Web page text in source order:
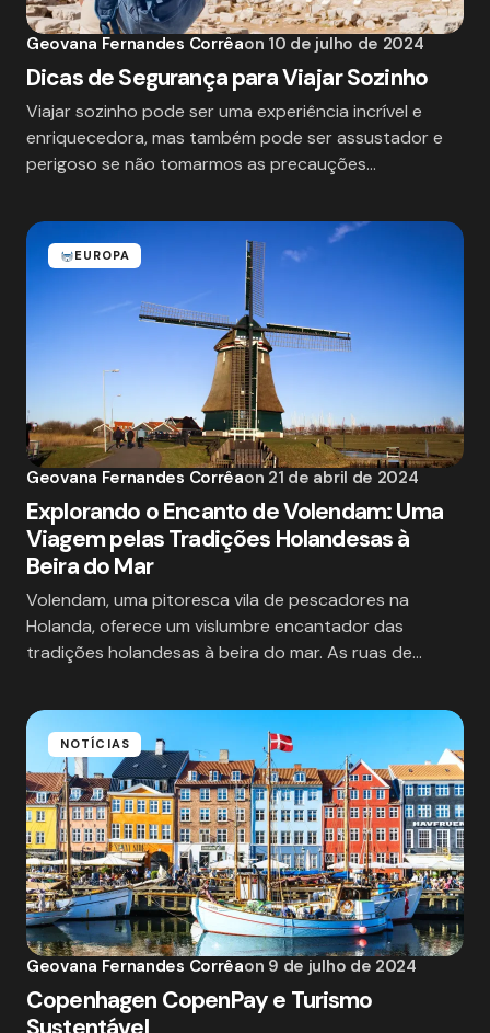
Geovana Fernandes Corrêaon 10 de julho de 2024
Dicas de Segurança para Viajar Sozinho
Viajar sozinho pode ser uma experiência incrível e
enriquecedora, mas também pode ser assustador e
perigoso se não tomarmos as precauções…
EUROPA
Geovana Fernandes Corrêaon 21 de abril de 2024
Explorando o Encanto de Volendam: Uma
Viagem pelas Tradições Holandesas à
Beira do Mar
Volendam, uma pitoresca vila de pescadores na
Holanda, oferece um vislumbre encantador das
tradições holandesas à beira do mar. As ruas de…
NOTÍCIAS
Geovana Fernandes Corrêaon 9 de julho de 2024
Copenhagen CopenPay e Turismo